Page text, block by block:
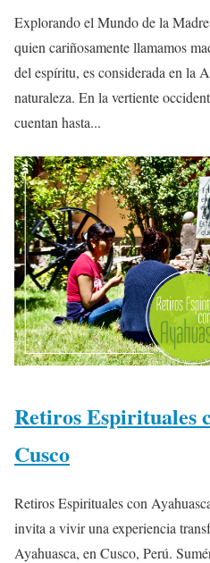
Explorando el Mundo de la
quien cariñosamente llamamos
del espíritu, es considerada en la
naturaleza. En la vertiente
cuentan hasta...
Retiros Espirituales
Cusco
Retiros Espirituales con
invita a vivir una experiencia
Ayahuasca, en Cusco, Perú.